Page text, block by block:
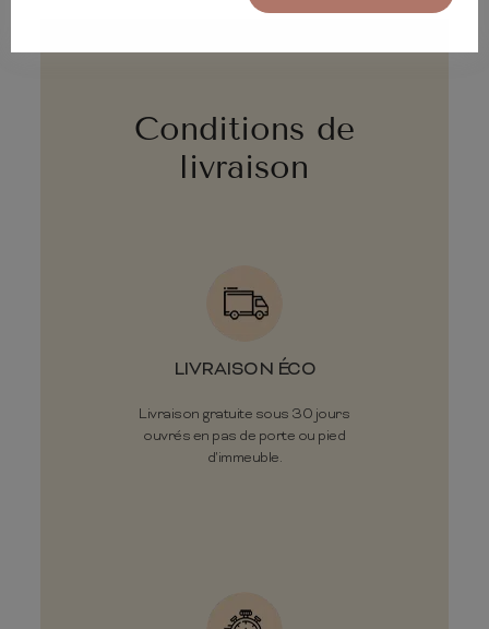
Conditions de
livraison
LIVRAISON ÉCO
Livraison gratuite sous 30 jours
ouvrés en pas de porte ou pied
d'immeuble.